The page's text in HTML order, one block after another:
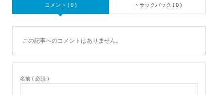
コメント ( 0 ) トラックバック ( 0 )
この記事へのコメントはありません。
名前 ( 必須 )